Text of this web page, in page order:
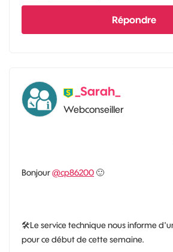
Répondre
_Sarah_
Webconseiller
Bonjour@cp86200🙂
🛠Le service technique nous informe
pour ce début de cette semaine.